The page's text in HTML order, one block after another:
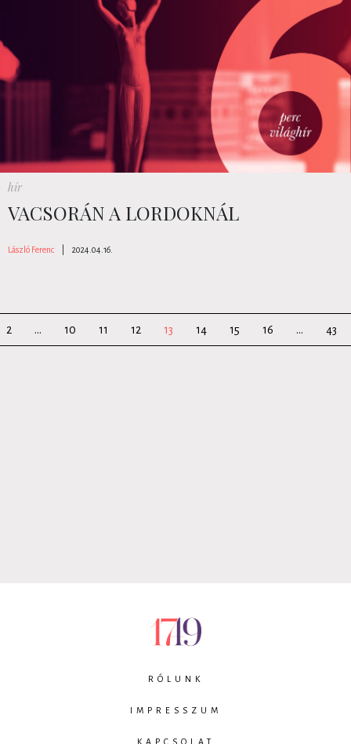
hír
VACSORÁN A LORDOKNÁL
László Ferenc 2024.04.16.
2 ... 10 11 12 13 14 15 16 ... 43
RÓLUNK
IMPRESSZUM
KAPCSOLAT